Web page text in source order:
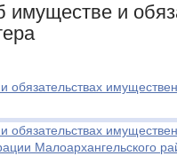
и
Малоархангельского